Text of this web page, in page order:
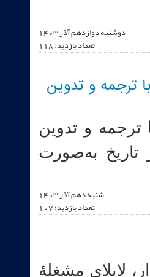
دوشنبه دوازدهم آذر 1403
تعداد بازدید: 118
ترجمه و تدوین
ترجمه و تدوین
تاریخ به‌صورت
شنبه دهم آذر 1403
تعداد بازدید: 107
لابلای مشغلۀ